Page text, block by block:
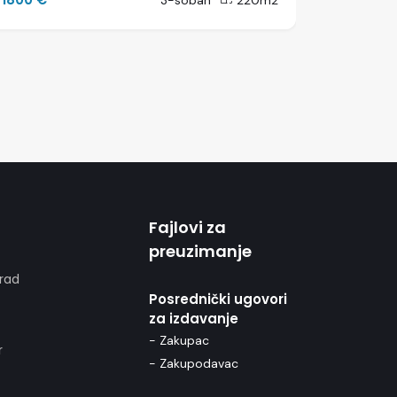
Fajlovi za
preuzimanje
Posrednički ugovori
za izdavanje
- Zakupac
- Zakupodavac